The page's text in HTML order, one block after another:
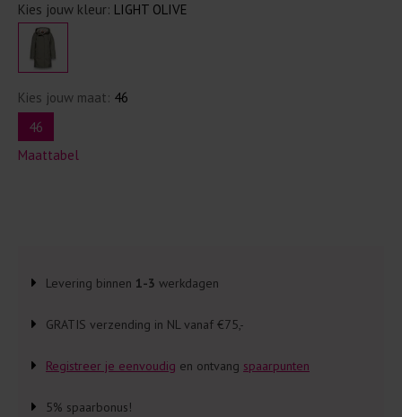
Kies jouw kleur: LIGHT OLIVE
Kies jouw maat: 46
46
Maattabel
Levering binnen 1-3 werkdagen
GRATIS verzending in NL vanaf €75,-
Registreer je eenvoudig en ontvang spaarpunten
5% spaarbonus!